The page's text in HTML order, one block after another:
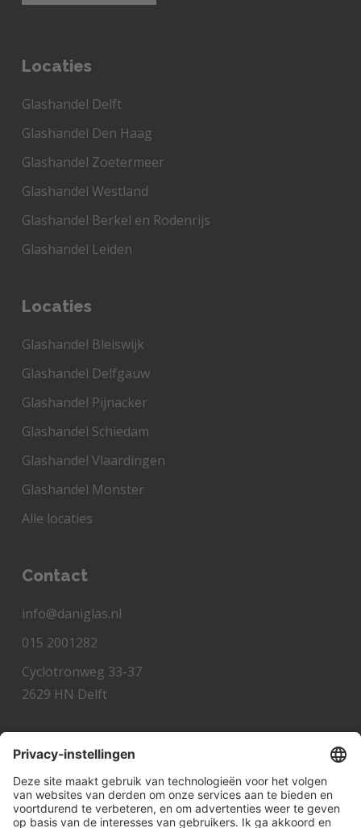
Locaties
Glashandel Delft
Glashandel Den Haag
Glashandel Zoetermeer
Glashandel Westland
Glashandel Berkel en Rodenrijs
Glashandel Leiden
Locaties
Glashandel Bleiswijk
Glashandel Delfgauw
Glashandel Pijnacker
Glashandel Schiedam
Glashandel Vlaardingen
Glashandel Monster
Alle locaties
Contact
info@daniglas.nl
015 2001282
Cyclotronweg 33-37
2629 HN Delft
Veelgestelde vragen